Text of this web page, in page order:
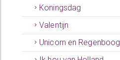
Koningsdag
Valentijn
Unicorn en Regenboog